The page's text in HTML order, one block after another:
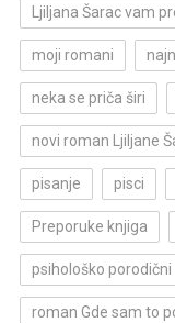
Ljiljana Šarac vam
moji romani
neka se priča širi
novi roman Ljiljane
pisanje pisci
Preporuke knjiga
psihološko
roman Gde sam to